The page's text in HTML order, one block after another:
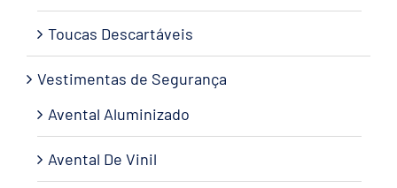
Toucas Descartáveis
Vestimentas de Segurança
Avental Aluminizado
Avental De Vinil